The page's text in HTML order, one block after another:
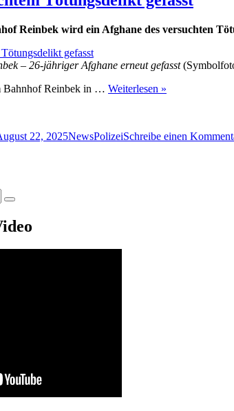
Reinbek wird ein Afghane des versuchten
– 26-jähriger Afghane erneut gefasst
Bahnhof Reinbek in … Weiterlesen »
22, 2025NewsPolizeiSchreibe einen
Suchen